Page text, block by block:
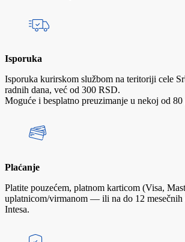
Isporuka
Isporuka kurirskom službom na teritoriji cele
radnih dana, već od 300 RSD.
Moguće i besplatno preuzimanje u nekoj od 80
Plaćanje
Platite pouzećem, platnom karticom (Visa,
uplatnicom/virmanom — ili na do 12 mesečnih
Intesa.